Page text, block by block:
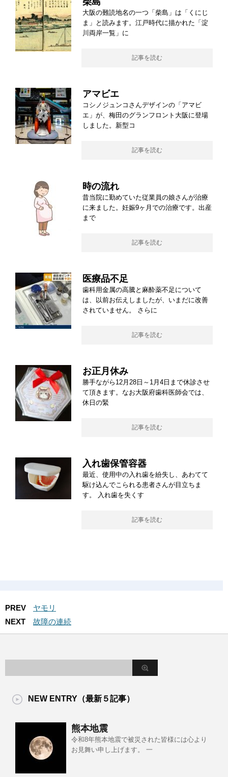
大阪の難読地名の一つ「柴島」は「くにじ
ま」と読みます。江戸時代に描かれた「淀
川両岸一覧」に
記事を読む
アマビエ
コシノジュンコさんデザインの「アマビ
エ」が、梅田のグランフロント大阪に登場
しました。新型コ
記事を読む
時の流れ
昔当院に勤めていた従業員の娘さんが治療
に来ました。妊娠9ヶ月での治療です。出産
まで
記事を読む
医療品不足
歯科用金属の高騰と麻酔薬不足について
は、以前お伝えしましたが、いまだに改善
されていません。 さらに
記事を読む
お正月休み
勝手ながら12月28日～1月4日まで休診させ
て頂きます。なお大阪府歯科医師会では、
休日の緊
記事を読む
入れ歯保管容器
最近、使用中の入れ歯を紛失し、あわてて
駆け込んでこられる患者さんが目立ちま
す。 入れ歯を失くす
記事を読む
PREV
ヤモリ
NEXT
故障の連続
NEW ENTRY（最新５記事）
熊本地震
令和8年熊本地震で被災された皆様には心より
お見舞い申し上げます。 一